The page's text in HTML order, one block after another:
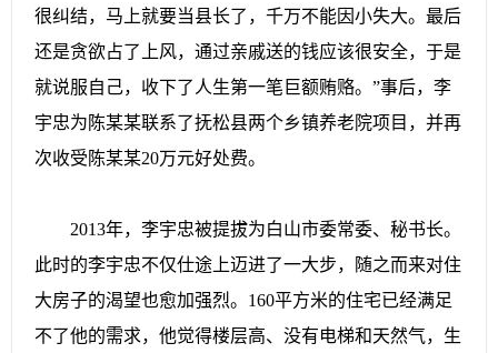
很纠结，马上就要当县长了，千万不能因小失大。最后
还是贪欲占了上风，通过亲戚送的钱应该很安全，于是
就说服自己，收下了人生第一笔巨额贿赂。”事后，李
宇忠为陈某某联系了抚松县两个乡镇养老院项目，并再
次收受陈某某20万元好处费。
2013年，李宇忠被提拔为白山市委常委、秘书长。
此时的李宇忠不仅仕途上迈进了一大步，随之而来对住
大房子的渴望也愈加强烈。160平方米的住宅已经满足
不了他的需求，他觉得楼层高、没有电梯和天然气，生